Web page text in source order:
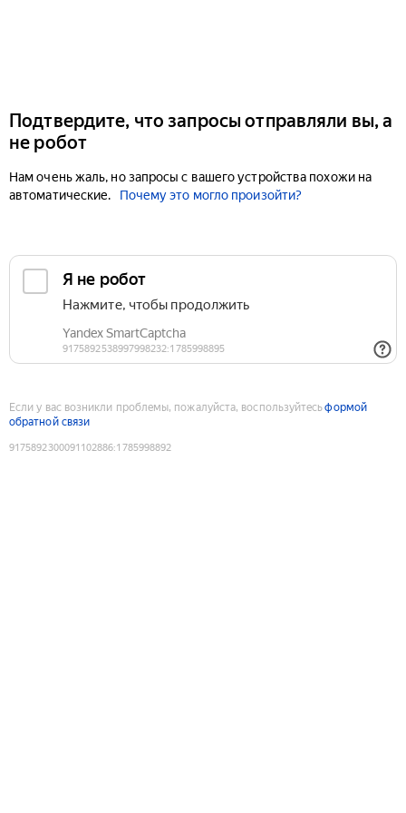
Подтвердите, что запросы отправляли вы, а
не робот
Нам очень жаль, но запросы с вашего устройства похожи на
автоматические.
Почему это могло произойти?
Если у вас возникли проблемы, пожалуйста, воспользуйтесьформой
обратной связи
9175892300091102886:1785998892